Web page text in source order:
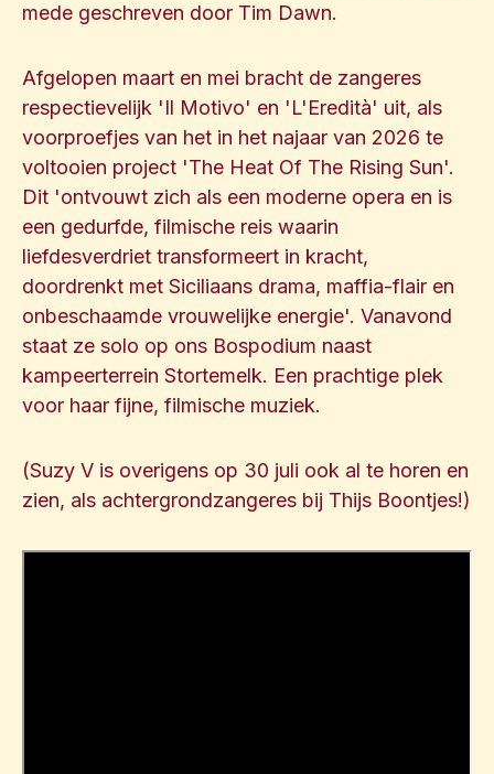
mede geschreven door Tim Dawn.
Afgelopen maart en mei bracht de zangeres
respectievelijk 'Il Motivo' en 'L'Eredità' uit, als
voorproefjes van het in het najaar van 2026 te
voltooien project 'The Heat Of The Rising Sun'.
Dit 'ontvouwt zich als een moderne opera en is
een gedurfde, filmische reis waarin
liefdesverdriet transformeert in kracht,
doordrenkt met Siciliaans drama, maffia-flair en
onbeschaamde vrouwelijke energie'. Vanavond
staat ze solo op ons Bospodium naast
kampeerterrein Stortemelk. Een prachtige plek
voor haar fijne, filmische muziek.
(Suzy V is overigens op 30 juli ook al te horen en
zien, als achtergrondzangeres bij Thijs Boontjes!)